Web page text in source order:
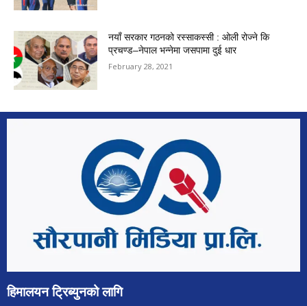
नयाँ सरकार गठनको रस्साकस्सी : ओली रोज्ने कि
प्रचण्ड–नेपाल भन्नेमा जसपामा दुई धार
February 28, 2021
हिमालयन ट्रिब्युनको लागि